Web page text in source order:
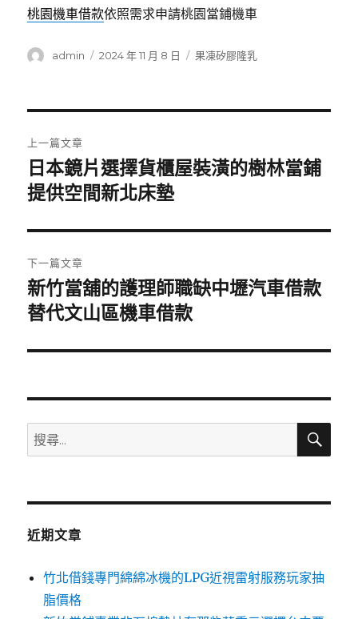
桃園機車借款依照需求申請桃園當鋪機車
作
admin
發
2024 年 11 月 8 日
分
果凍矽膠隆乳
章
導
覽
上一篇文章
上
一
文
章:
日本鏡片選擇貨櫃屋裝潢的樹林當鋪
提供空間新北床墊
下一篇文章
下
一
文
新竹當舖的護理師職缺中壢汽車借款
替代文山區機車借款
搜
尋
鍵
搜
近期文章
竹北借錢專門綿綿冰機的LPG近視雷射服務玩家抽
脂價格